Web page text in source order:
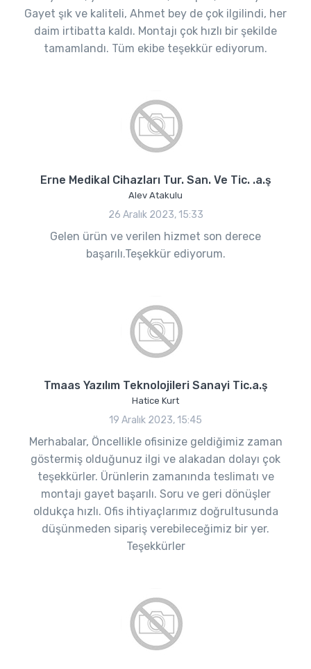
Gayet şık ve kaliteli, Ahmet bey de çok ilgilindi, her
daim irtibatta kaldı. Montajı çok hızlı bir şekilde
tamamlandı. Tüm ekibe teşekkür ediyorum.
Erne Medikal Cihazları Tur. San. Ve Tic. .a.ş
Alev Atakulu
26 Aralık 2023, 15:33
Gelen ürün ve verilen hizmet son derece
başarılı.Teşekkür ediyorum.
Tmaas Yazılım Teknolojileri Sanayi Tic.a.ş
Hatice Kurt
19 Aralık 2023, 15:45
Merhabalar, Öncellikle ofisinize geldiğimiz zaman
göstermiş olduğunuz ilgi ve alakadan dolayı çok
teşekkürler. Ürünlerin zamanında teslimatı ve
montajı gayet başarılı. Soru ve geri dönüşler
oldukça hızlı. Ofis ihtiyaçlarımız doğrultusunda
düşünmeden sipariş verebileceğimiz bir yer.
Teşekkürler